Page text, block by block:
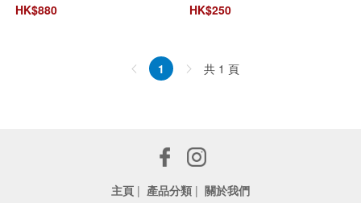
HK$880 HK$250
1 共 1 頁
主頁 | 產品分類 | 關於我們